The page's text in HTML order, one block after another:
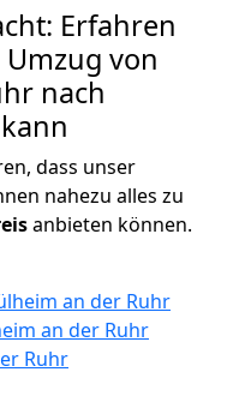
Erfahren
von
nach
dass unser
nahezu alles zu
anbieten können.
an der Ruhr
an der Ruhr
Ruhr